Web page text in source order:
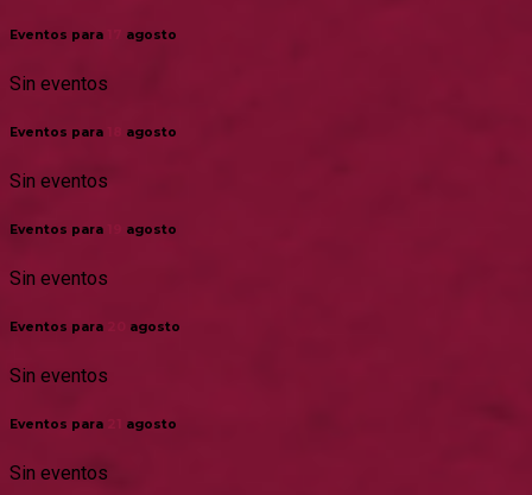
Eventos para agosto
Sin eventos
Eventos para agosto
Sin eventos
Eventos para agosto
Sin eventos
Eventos para agosto
Sin eventos
Eventos para agosto
Sin eventos